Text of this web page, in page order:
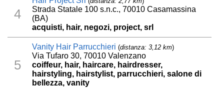
4
Strada Statale 100 s.n.c., 70010 Casamassina
(BA)
acquisti, hair, negozi, project, srl
5
Vanity Hair Parrucchieri (distanza: 3,12 km)
Via Tufaro 30, 70010 Valenzano
coiffeur, hair, haircare, hairdresser,
hairstyling, hairstylist, parrucchieri, salone di
bellezza, vanity